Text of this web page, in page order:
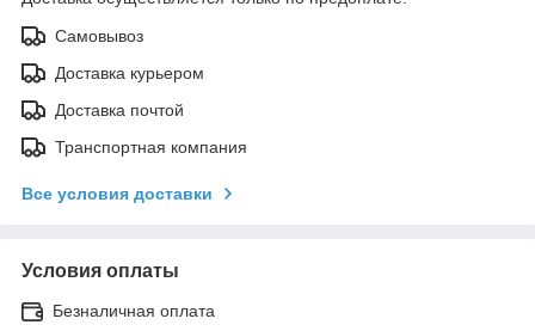
Самовывоз
Доставка курьером
Доставка почтой
Транспортная компания
Все условия доставки
Условия оплаты
Безналичная оплата